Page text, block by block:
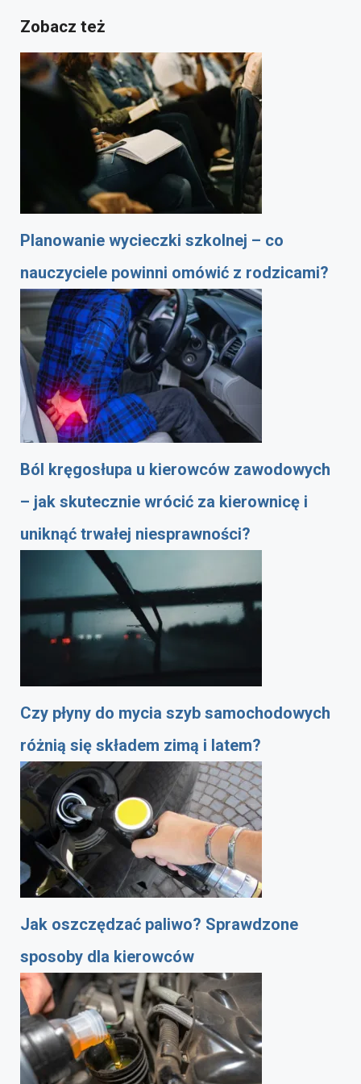
Zobacz też
Planowanie wycieczki szkolnej – co
nauczyciele powinni omówić z rodzicami?
Ból kręgosłupa u kierowców zawodowych
– jak skutecznie wrócić za kierownicę i
uniknąć trwałej niesprawności?
Czy płyny do mycia szyb samochodowych
różnią się składem zimą i latem?
Jak oszczędzać paliwo? Sprawdzone
sposoby dla kierowców